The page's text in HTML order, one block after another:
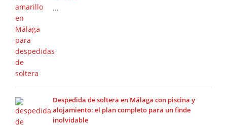
...
Despedida de soltera en Málaga con piscina y
alojamiento: el plan completo para un finde
inolvidable